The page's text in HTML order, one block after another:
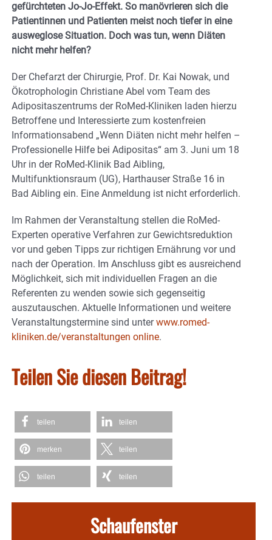
gefürchteten Jo-Jo-Effekt. So manövrieren sich die
Patientinnen und Patienten meist noch tiefer in eine
ausweglose Situation. Doch was tun, wenn Diäten
nicht mehr helfen?
Der Chefarzt der Chirurgie, Prof. Dr. Kai Nowak, und
Ökotrophologin Christiane Abel vom Team des
Adipositaszentrums der RoMed-Kliniken laden hierzu
Betroffene und Interessierte zum kostenfreien
Informationsabend „Wenn Diäten nicht mehr helfen –
Professionelle Hilfe bei Adipositas“ am 3. Juni um 18
Uhr in der RoMed-Klinik Bad Aibling,
Multifunktionsraum (UG), Harthauser Straße 16 in
Bad Aibling ein. Eine Anmeldung ist nicht erforderlich.
Im Rahmen der Veranstaltung stellen die RoMed-
Experten operative Verfahren zur Gewichtsreduktion
vor und geben Tipps zur richtigen Ernährung vor und
nach der Operation. Im Anschluss gibt es ausreichend
Möglichkeit, sich mit individuellen Fragen an die
Referenten zu wenden sowie sich gegenseitig
auszutauschen. Aktuelle Informationen und weitere
Veranstaltungstermine sind unterwww.romed-
kliniken.de/veranstaltungen online.
Teilen Sie diesen Beitrag!
teilen teilen
merken teilen
teilen teilen
Schaufenster